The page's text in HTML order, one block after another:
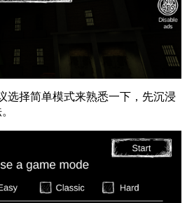
选择简单模式来熟悉一下，先沉浸